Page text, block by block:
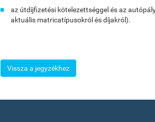
az útdíjfizetési kötelezettséggel és az
aktuális matricatípusokról és díjakról).
Vissza a jegyzékhez